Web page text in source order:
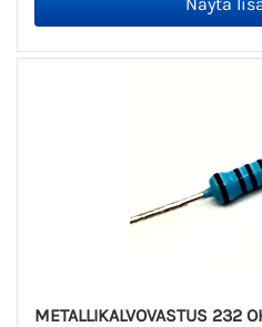
METALLIKALVOVASTUS 232